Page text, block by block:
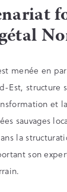
menée en
Est, structure
et
sauvages
la
son